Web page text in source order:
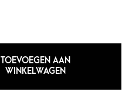
TOEVOEGEN AAN
WINKELWAGEN